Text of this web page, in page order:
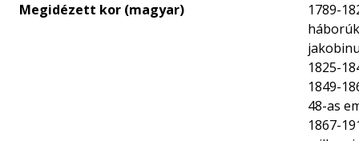
Megidézett kor (magyar)
1789-
1825-
1849-
48-as
1867-